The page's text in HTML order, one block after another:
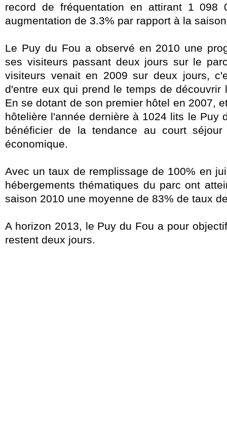
record de fréquentation en attirant 1 098
augmentation de 3.3% par rapport à la
Le Puy du Fou a observé en 2010 une
ses visiteurs passant deux jours sur le
visiteurs venait en 2009 sur deux jours,
d'entre eux qui prend le temps de découvrir
En se dotant de son premier hôtel en 2007,
hôtelière l'année dernière à 1024 lits le Puy
bénéficier de la tendance au court
économique.
Avec un taux de remplissage de 100% en
hébergements thématiques du parc ont
saison 2010 une moyenne de 83% de taux
A horizon 2013, le Puy du Fou a pour
restent deux jours.